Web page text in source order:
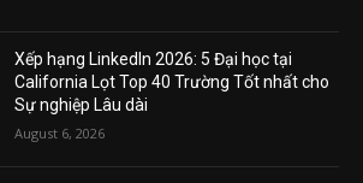
Xếp hạng LinkedIn 2026: 5 Đại học tại
California Lọt Top 40 Trường Tốt nhất cho
Sự nghiệp Lâu dài
August 6, 2026